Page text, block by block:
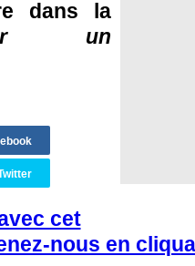
dans la
un
cet
nous en